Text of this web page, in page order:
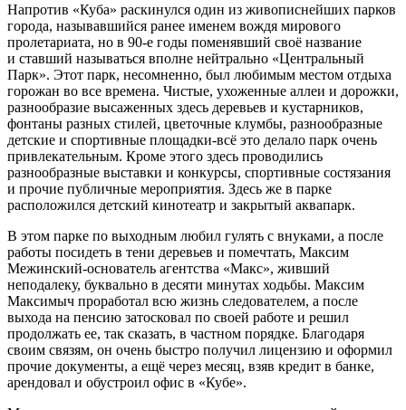
Напротив «Куба» раскинулся один из живописнейших парков
города, называвшийся ранее именем вождя мирового
пролетариата, но в 90-е годы поменявший своё название
и ставший называться вполне нейтрально «Центральный
Парк». Этот парк, несомненно, был любимым местом отдыха
горожан во все времена. Чистые, ухоженные аллеи и дорожки,
разнообразие высаженных здесь деревьев и кустарников,
фонтаны разных стилей, цветочные клумбы, разнообразные
детские и спортивные площадки-всё это делало парк очень
привлекательным. Кроме этого здесь проводились
разнообразные выставки и конкурсы, спортивные состязания
и прочие публичные мероприятия. Здесь же в парке
расположился детский кинотеатр и закрытый аквапарк.
В этом парке по выходным любил гулять с внуками, а после
работы посидеть в тени деревьев и помечтать, Максим
Межинский-основатель агентства «Макс», живший
неподалеку, буквально в десяти минутах ходьбы. Максим
Максимыч проработал всю жизнь следователем, а после
выхода на пенсию затосковал по своей работе и решил
продолжать ее, так сказать, в частном порядке. Благодаря
своим связям, он очень быстро получил лицензию и оформил
прочие документы, а ещё через месяц, взяв кредит в банке,
арендовал и обустроил офис в «Кубе».